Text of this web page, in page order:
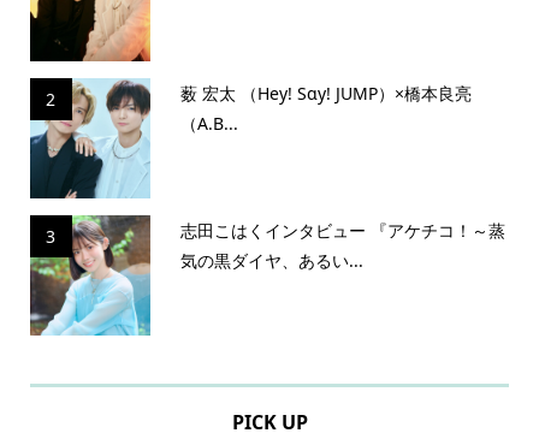
2
薮 宏太 （Hey! Sɑy! JUMP）×橋本良亮
（A.B...
3
志田こはくインタビュー 『アケチコ！～蒸
気の黒ダイヤ、あるい...
PICK UP